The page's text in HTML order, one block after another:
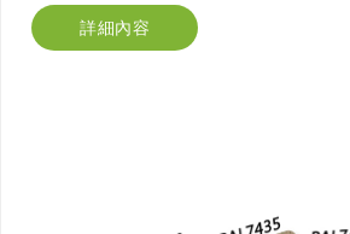
詳細內容